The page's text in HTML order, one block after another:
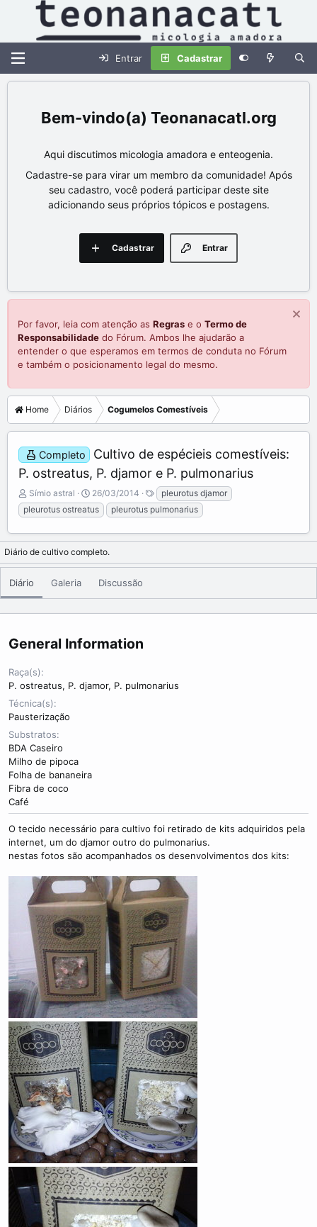
Entrar Cadastrar
Teonanacatl.org
Aqui discutimos micologia amadora e enteogenia.
Cadastre-se para virar um membro da comunidade! Após
seu cadastro, você poderá participar deste site
adicionando seus próprios tópicos e postagens.
Entrar
Cadastrar
Por favor, leia com atenção as Regras e o Termo de
Responsabilidade do Fórum. Ambos lhe ajudarão a
entender o que esperamos em termos de conduta no Fórum
e também o posicionamento legal do mesmo.
Home Diários Cogumelos Comestíveis
Completo
Cultivo de espécieis comestíveis:
P. ostreatus, P. djamor e P. pulmonarius
A
d
i
i
o
n
a
d
r
Símio astral
C
r
e
t
e
d
26/03/2014
T
a
g
pleurotus djamor
pleurotus ostreatus
pleurotus pulmonarius
Diário de cultivo completo.
Diário Galeria Discussão
General Information
Raça(s)
P. ostreatus, P. djamor, P. pulmonarius
Técnica(s)
Pausterização
Substratos
BDA Caseiro
Milho de pipoca
Folha de bananeira
Fibra de coco
Café
O tecido necessário para cultivo foi retirado de kits adquiridos pela
internet, um do djamor outro do pulmonarius.
nestas fotos são acompanhados os desenvolvimentos dos kits: